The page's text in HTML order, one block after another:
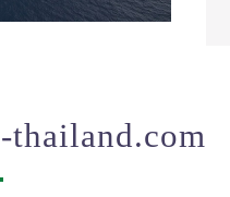
thailand.com